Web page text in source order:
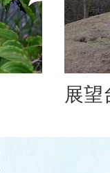
展望